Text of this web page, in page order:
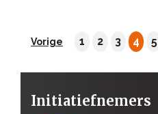
Vorige 1 2 3 4 5
Initiatiefnemers